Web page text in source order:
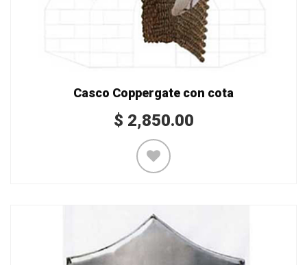
Casco Coppergate con cota
$ 2,850.00